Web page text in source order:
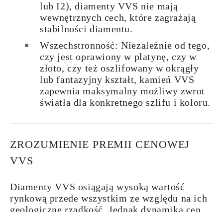
lub I2), diamenty VVS nie mają
wewnętrznych cech, które zagrażają
stabilności diamentu.
Wszechstronność: Niezależnie od tego,
czy jest oprawiony w platynę, czy w
złoto, czy też oszlifowany w okrągły
lub fantazyjny kształt, kamień VVS
zapewnia maksymalny możliwy zwrot
światła dla konkretnego szlifu i koloru.
ZROZUMIENIE PREMII CENOWEJ
VVS
Diamenty VVS osiągają wysoką wartość
rynkową przede wszystkim ze względu na ich
geologiczne rzadkość. Jednak dynamika cen